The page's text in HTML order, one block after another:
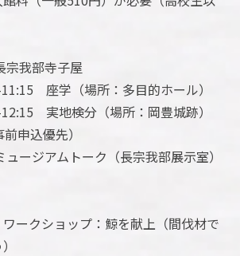
我部寺子屋
座学（場所：多目的ホール）
実地検分（場所：岡豊城跡）
申込優先）
ージアムトーク（長宗我部展示室）
ークショップ：鯨を献上（間伐材で